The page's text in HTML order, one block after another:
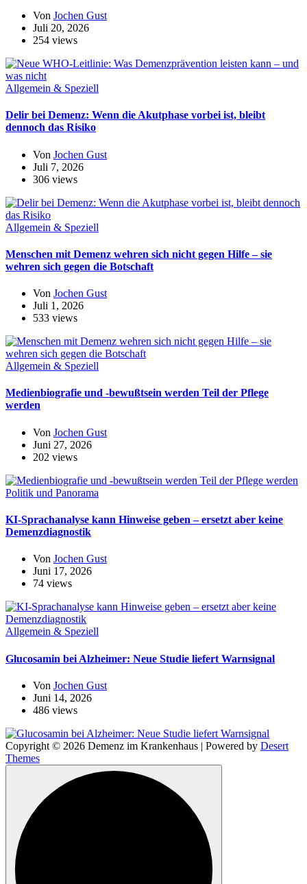
Von Jochen Gust
Juli 20, 2026
254 views
Allgemein & Speziell
Delir bei Demenz: Wenn die Akutphase vorbei ist, bleibt
dennoch das Risiko
Von Jochen Gust
Juli 7, 2026
306 views
Allgemein & Speziell
Menschen mit Demenz wehren sich nicht gegen Hilfe – sie
wehren sich gegen die Botschaft
Von Jochen Gust
Juli 1, 2026
533 views
Allgemein & Speziell
Medienbiografie und -bewußtsein werden Teil der Pflege
werden
Von Jochen Gust
Juni 27, 2026
202 views
Politik und Panorama
KI-Sprachanalyse kann Hinweise geben – ersetzt aber keine
Demenzdiagnostik
Von Jochen Gust
Juni 17, 2026
74 views
Allgemein & Speziell
Glucosamin bei Alzheimer: Neue Studie liefert Warnsignal
Von Jochen Gust
Juni 14, 2026
486 views
Copyright © 2026 Demenz im Krankenhaus | Powered by Desert
Themes